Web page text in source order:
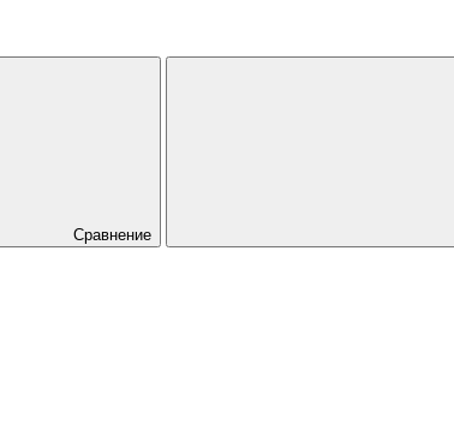
Сравнение